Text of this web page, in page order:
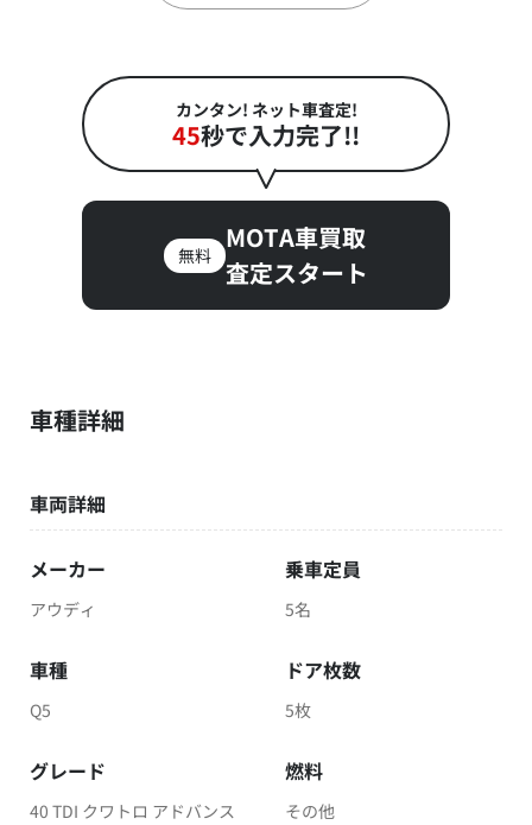
カンタン! ネット車査定!
45秒で入力完了!!
無料
MOTA車買取
査定スタート
車種詳細
車両詳細
メーカー
アウディ
乗車定員
5名
車種
Q5
ドア枚数
5枚
グレード
40 TDI クワトロ アドバンス
燃料
その他